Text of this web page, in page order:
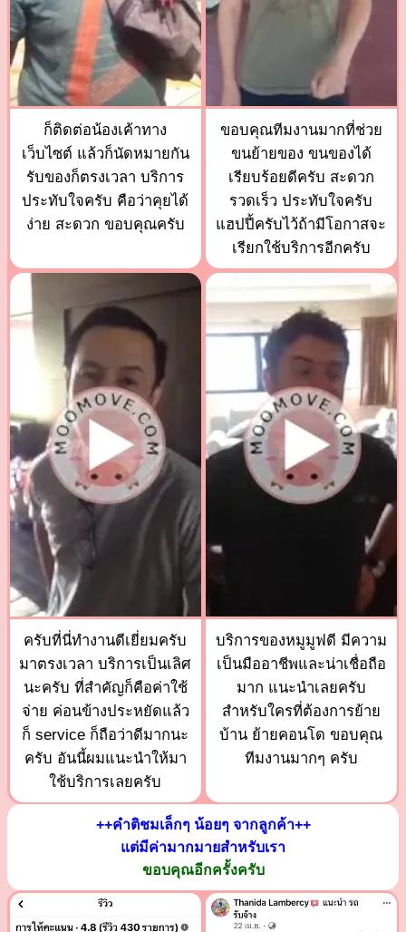
ก็ติดต่อน้องเค้าทาง
เว็บไซต์ แล้วก็นัดหมายกัน
รับของก็ตรงเวลา บริการ
ประทับใจครับ คือว่าคุยได้
ง่าย สะดวก ขอบคุณครับ
ขอบคุณทีมงานมากที่ช่วย
ขนย้ายของ ขนของได้
เรียบร้อยดีครับ สะดวก
รวดเร็ว ประทับใจครับ
แฮปปี้ครับไว้ถ้ามีโอกาสจะ
เรียกใช้บริการอีกครับ
ครับที่นี่ทำงานดีเยี่ยมครับ
มาตรงเวลา บริการเป็นเลิศ
นะครับ ที่สำคัญก็คือค่าใช้
จ่าย ค่อนข้างประหยัดแล้ว
ก็ service ก็ถือว่าดีมากนะ
ครับ อันนี้ผมแนะนำให้มา
ใช้บริการเลยครับ
บริการของหมูมูฟดี มีความ
เป็นมืออาชีพและน่าเชื่อถือ
มาก แนะนำเลยครับ
สำหรับใครที่ต้องการย้าย
บ้าน ย้ายคอนโด ขอบคุณ
ทีมงานมากๆ ครับ
++คำติชมเล็กๆ น้อยๆ จากลูกค้า++
แต่มีค่ามากมายสำหรับเรา
ขอบคุณอีกครั้งครับ